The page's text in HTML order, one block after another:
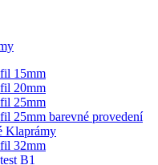
15mm
20mm
25mm
25mm barevné provedení
Klaprámy
32mm
B1